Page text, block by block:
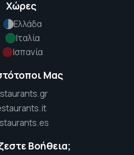
Χώρες
Ελλάδα
Ιταλία
Ισπανία
Μας
Βοήθεια;